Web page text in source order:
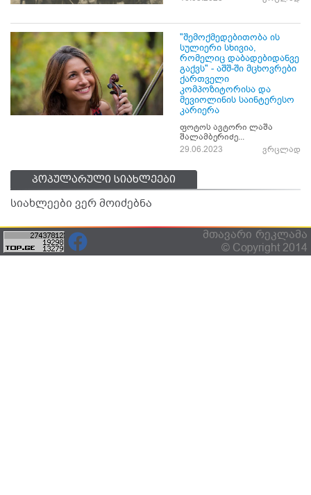
"შემოქმედებითობა ის
სულიერი სხივია,
რომელიც დაბადებიდანვე
გაქვს" - აშშ-ში მცხოვრები
ქართველი
კომპოზიტორისა და
მევიოლინის საინტერესო
კარიერა
ფოტოს ავტორი ლაშა
შალამბერიძე...
29.06.2023
ვრცლად
პოპულარული სიახლეები
სიახლეები ვერ მოიძებნა
მთავარი რეკლამა
© Copyright 2014